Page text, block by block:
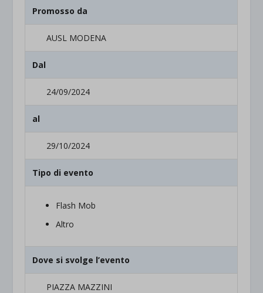
Promosso da
AUSL MODENA
Dal
24/09/2024
al
29/10/2024
Tipo di evento
Flash Mob
Altro
Dove si svolge l’evento
PIAZZA MAZZINI